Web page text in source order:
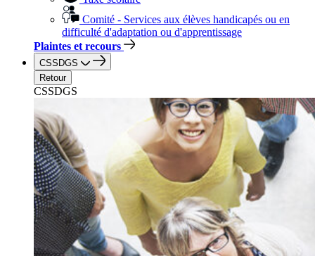
Comité - Services aux élèves handicapés ou en
difficulté d'adaptation ou d'apprentissage
Plaintes et recours
CSSDGS
Retour
CSSDGS